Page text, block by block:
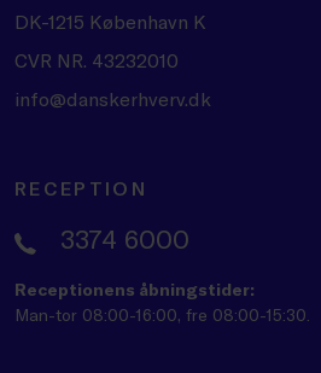
DK-1215 København K
CVR NR. 43232010
info@danskerhverv.dk
RECEPTION
3374 6000
Receptionens åbningstider:
Man-tor 08:00-16:00, fre 08:00-15:30.